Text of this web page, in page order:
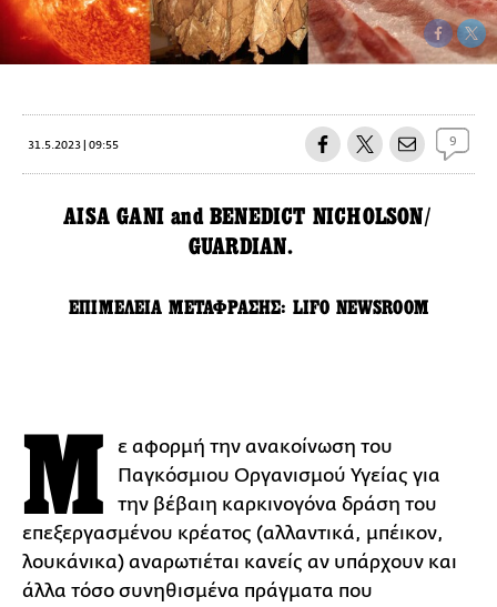
31.5.2023 | 09:55 9
AISA GANI and BENEDICT NICHOLSON/
GUARDIAN.
EΠΙΜΕΛΕΙΑ ΜΕΤΑΦΡΑΣΗΣ: LIFO NEWSROOM
Μ
ε αφορμή την ανακοίνωση του
Παγκόσμιου Οργανισμού Υγείας για
την βέβαιη καρκινογόνα δράση του
επεξεργασμένου κρέατος (αλλαντικά, μπέικον,
λουκάνικα) αναρωτιέται κανείς αν υπάρχουν και
άλλα τόσο συνηθισμένα πράγματα που